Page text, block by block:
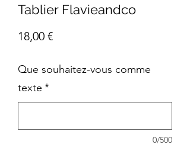
Tablier Flavieandco
18,00 €Prix
Que souhaitez-vous comme
texte *
0/500